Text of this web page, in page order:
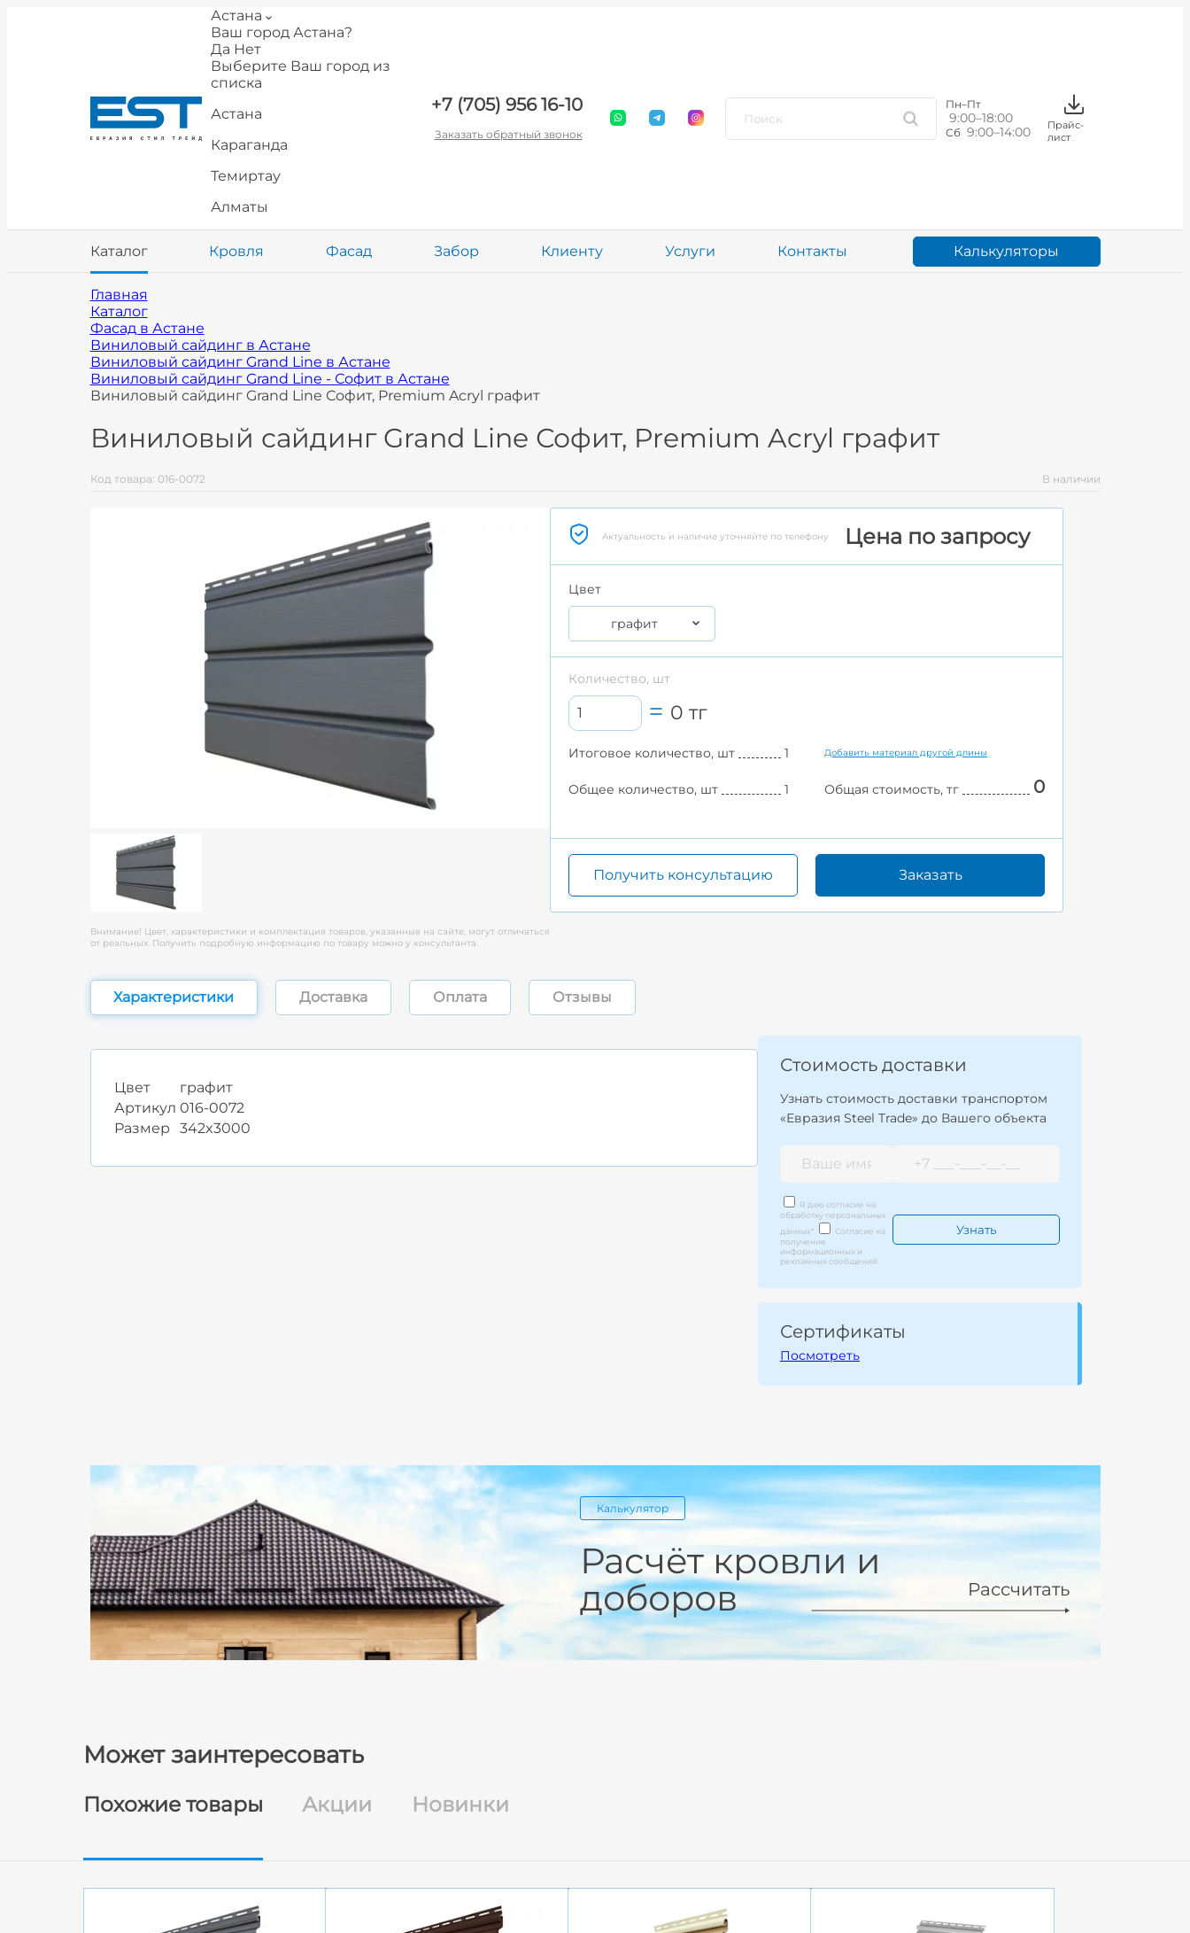
Астана
Ваш город Астана?
Да Нет
Выберите Ваш город из
списка
Астана
Караганда
Темиртау
Алматы
+7 (705) 956 16-10
Заказать обратный звонок
Пн–Пт
9:00–18:00
Сб 9:00–14:00
Прайс-
лист
Каталог Кровля Фасад Забор Клиенту Услуги Контакты Калькуляторы
Главная
Каталог
Фасад в Астане
Виниловый сайдинг в Астане
Виниловый сайдинг Grand Line в Астане
Виниловый сайдинг Grand Line - Софит в Астане
Виниловый сайдинг Grand Line Софит, Premium Acryl графит
Виниловый сайдинг Grand Line Софит, Premium Acryl графит
Код товара: 016-0072 В наличии
Внимание! Цвет, характеристики и комплектация товаров, указанные на сайте, могут отличаться
от реальных. Получить подробную информацию по товару можно у консультанта.
Актуальность и наличие уточняйте по телефону Цена по запросу
Цвет
графит
Количество, шт
0 тг
Итоговое количество, шт 1 Добавить материал другой длины
Общее количество, шт 1 Общая стоимость, тг 0
Получить консультацию Заказать
Характеристики Доставка Оплата Отзывы
Цвет
графит
Артикул 016-0072
Размер
342x3000
Стоимость доставки
Узнать стоимость доставки транспортом
«Евразия Steel Trade» до Вашего объекта
Я даю согласие на
обработку персональных
данных*
Согласие на
получение
информационных и
рекламных сообщений
Сертификаты
Посмотреть
Калькулятор
Расчёт кровли и
доборов
Рассчитать
Может заинтересовать
Похожие товары Акции Новинки